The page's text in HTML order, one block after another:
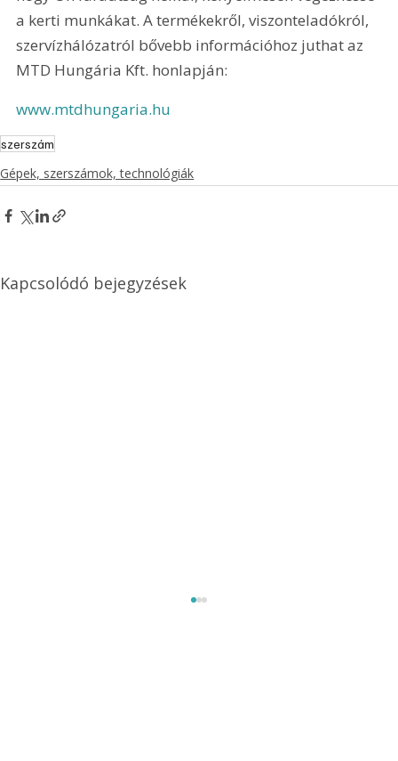
a kerti munkákat. A termékekről, viszonteladókról,
szervízhálózatról bővebb információhoz juthat az
MTD Hungária Kft. honlapján:
www.mtdhungaria.hu
szerszám
Gépek, szerszámok, technológiák
Kapcsolódó bejegyzések